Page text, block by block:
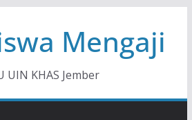
Mengaji
UIN KHAS Jember